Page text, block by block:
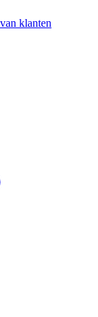
klanten